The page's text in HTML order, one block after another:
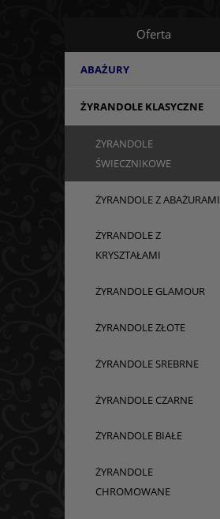
Oferta
ABAŻURY
ŻYRANDOLE KLASYCZNE
ŻYRANDOLE
ŚWIECZNIKOWE
ŻYRANDOLE Z ABAŻURAMI
ŻYRANDOLE Z
KRYSZTAŁAMI
ŻYRANDOLE GLAMOUR
ŻYRANDOLE ZŁOTE
ŻYRANDOLE SREBRNE
ŻYRANDOLE CZARNE
ŻYRANDOLE BIAŁE
ŻYRANDOLE
CHROMOWANE